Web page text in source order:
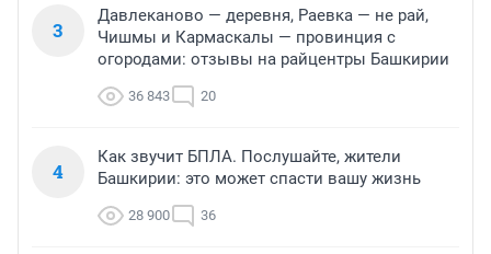
3
Давлеканово — деревня, Раевка — не рай,
Чишмы и Кармаскалы — провинция с
огородами: отзывы на райцентры Башкирии
36 843 20
4
Как звучит БПЛА. Послушайте, жители
Башкирии: это может спасти вашу жизнь
28 900 36